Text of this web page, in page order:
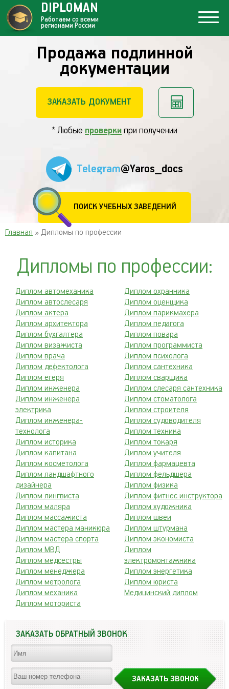
Продажа подлинной
документации
ЗАКАЗАТЬ ДОКУМЕНТ
* Любые проверки при получении
Telegram@Yaros_docs
ПОИСК УЧЕБНЫХ ЗАВЕДЕНИЙ
DIPLOMAN
Работаем со всеми
регионами России
Главная » Дипломы по профессии
Дипломы по профессии:
Диплом автомеханика
Диплом автослесаря
Диплом актера
Диплом архитектора
Диплом бухгалтера
Диплом визажиста
Диплом врача
Диплом дефектолога
Диплом егеря
Диплом инженера
Диплом инженера
электрика
Диплом инженера-
технолога
Диплом историка
Диплом капитана
Диплом косметолога
Диплом ландшафтного
дизайнера
Диплом лингвиста
Диплом маляра
Диплом массажиста
Диплом мастера маникюра
Диплом мастера спорта
Диплом МВД
Диплом медсестры
Диплом менеджера
Диплом метролога
Диплом механика
Диплом моториста
Диплом охранника
Диплом оценщика
Диплом парикмахера
Диплом педагога
Диплом повара
Диплом программиста
Диплом психолога
Диплом сантехника
Диплом сварщика
Диплом слесаря сантехника
Диплом стоматолога
Диплом строителя
Диплом судоводителя
Диплом техника
Диплом токаря
Диплом учителя
Диплом фармацевта
Диплом фельдшера
Диплом физика
Диплом фитнес инструктора
Диплом художника
Диплом швеи
Диплом штурмана
Диплом экономиста
Диплом
электромонтажника
Диплом энергетика
Диплом юриста
Медицинский диплом
ЗАКАЗАТЬ ОБРАТНЫЙ ЗВОНОК